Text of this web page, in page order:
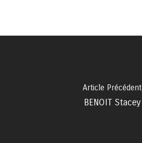
Article Précédent
BENOIT Stacey